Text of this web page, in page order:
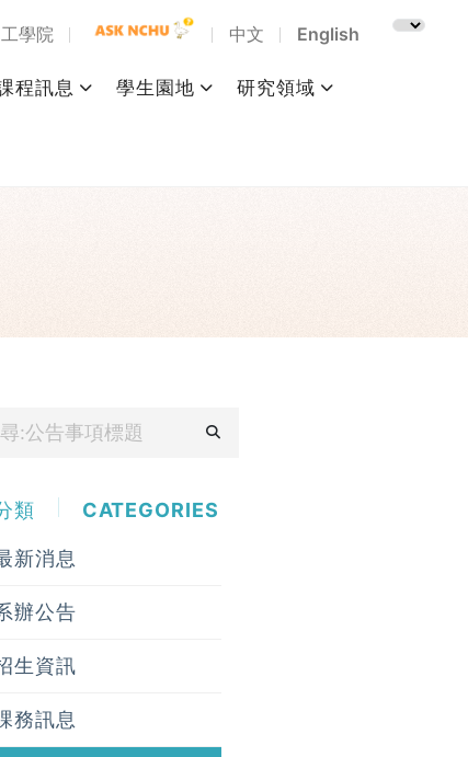
工學院 中文 English
程訊息 學生園地 研究領域
類 CATEGORIES
新消息
辦公告
生資訊
務訊息